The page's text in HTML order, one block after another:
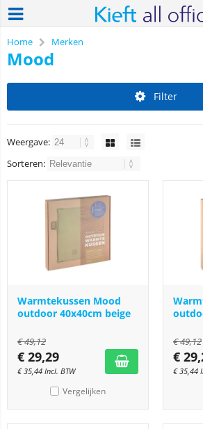
Home Merken
Mood
Filter
Weergave:
Sorteren:
Warmtekussen Mood
outdoor 40x40cm beige
€49,12
€ 29,29
€35,44 Incl. BTW
Vergelijken
€49,12
€
€35,44